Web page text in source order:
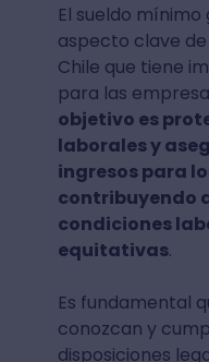
El sueldo
aspecto clave
Chile que tiene
para las
objetivo es
laborales y
ingresos para
contribuyendo
condiciones
equitativas.
Es fundamental
conozcan y
disposiciones